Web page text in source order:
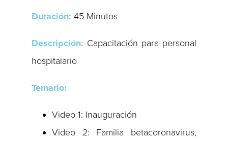
Duración: 45 Minutos
Descripción: Capacitación para personal
hospitalario
Temario:
Video 1: Inauguración
Video 2: Familia betacoronavirus,